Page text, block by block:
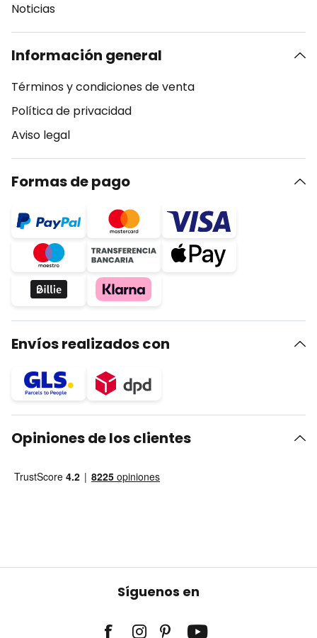
Noticias
Información general
Términos y condiciones de venta
Política de privacidad
Aviso legal
Formas de pago
Envíos realizados con
Opiniones de los clientes
Síguenos en